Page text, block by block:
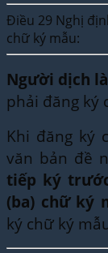
Điều 29 Nghị
chữ ký mẫu:
Người dịch
phải đăng ký
Khi đăng ký
văn bản đề
tiếp ký
(ba) chữ ký
ký chữ ký